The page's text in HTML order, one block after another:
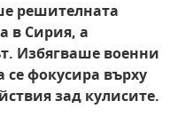
решителната
в Сирия, а
Избягваше военни
фокусира върху
зад кулисите.